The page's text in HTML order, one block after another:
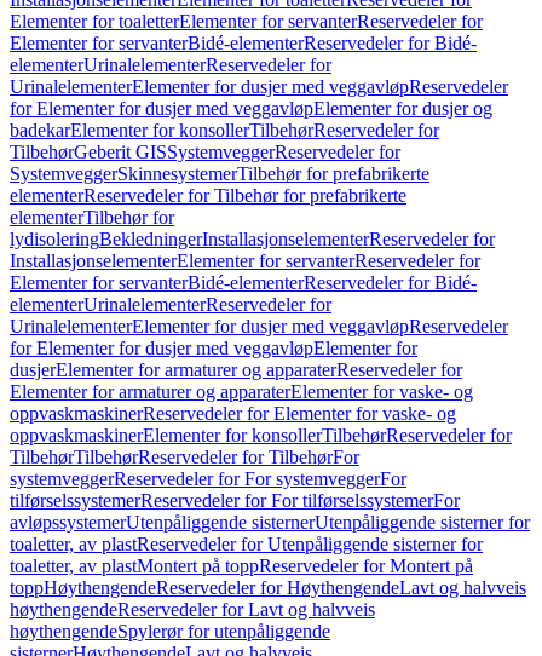
Elementer for toaletterElementer for servanterReservedeler for
Elementer for servanterBidé-elementerReservedeler for Bidé-
elementerUrinalelementerReservedeler for
UrinalelementerElementer for dusjer med veggavløpReservedeler
for Elementer for dusjer med veggavløpElementer for dusjer og
badekarElementer for konsollerTilbehørReservedeler for
TilbehørGeberit GISSystemveggerReservedeler for
SystemveggerSkinnesystemerTilbehør for prefabrikerte
elementerReservedeler for Tilbehør for prefabrikerte
elementerTilbehør for
lydisoleringBekledningerInstallasjonselementerReservedeler for
InstallasjonselementerElementer for servanterReservedeler for
Elementer for servanterBidé-elementerReservedeler for Bidé-
elementerUrinalelementerReservedeler for
UrinalelementerElementer for dusjer med veggavløpReservedeler
for Elementer for dusjer med veggavløpElementer for
dusjerElementer for armaturer og apparaterReservedeler for
Elementer for armaturer og apparaterElementer for vaske- og
oppvaskmaskinerReservedeler for Elementer for vaske- og
oppvaskmaskinerElementer for konsollerTilbehørReservedeler for
TilbehørTilbehørReservedeler for TilbehørFor
systemveggerReservedeler for For systemveggerFor
tilførselssystemerReservedeler for For tilførselssystemerFor
avløpssystemerUtenpåliggende sisternerUtenpåliggende sisterner for
toaletter, av plastReservedeler for Utenpåliggende sisterner for
toaletter, av plastMontert på toppReservedeler for Montert på
toppHøythengendeReservedeler for HøythengendeLavt og halvveis
høythengendeReservedeler for Lavt og halvveis
høythengendeSpylerør for utenpåliggende